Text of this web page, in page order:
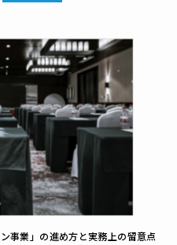
事業」の進め方と実務上の留意点